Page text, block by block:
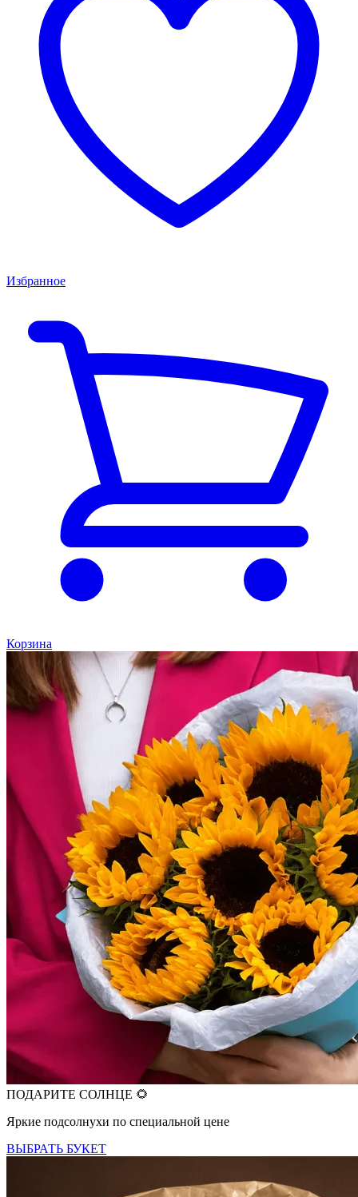
Избранное
Корзина
ПОДАРИТЕ СОЛНЦЕ 🌻
Яркие подсолнухи по специальной цене
ВЫБРАТЬ БУКЕТ